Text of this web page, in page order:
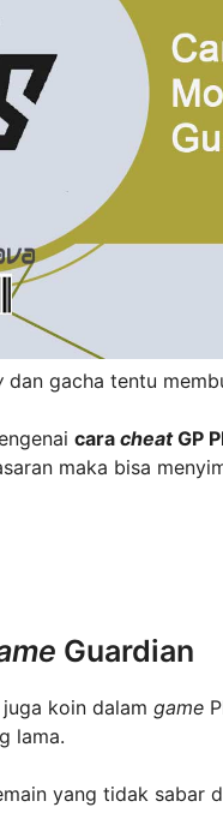
dan gacha tentu
cara cheatGP
maka bisa
Guardian
koin dalam game
lama.
yang tidak sabar